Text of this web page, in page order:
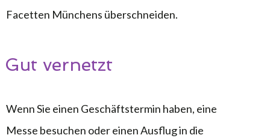
Gut vernetzt
Wenn Sie einen Geschäftstermin haben, eine
Messe besuchen oder einen Ausflug in die
Facetten Münchens überschneiden.